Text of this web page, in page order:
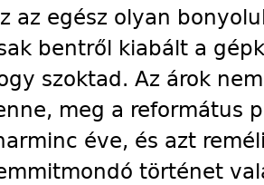
az egész olyan
bentről kiabált a
szoktad. Az árok
meg a református
éve, és azt
történet